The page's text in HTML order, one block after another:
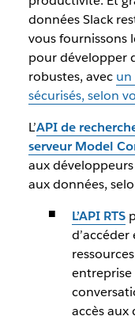
données Slack
vous fournissons
pour développer
robustes, avec un
sécurisés, selon
L’API de
serveur Model
aux
aux données,
L’API RTS
d’accéder
entreprise
accès aux